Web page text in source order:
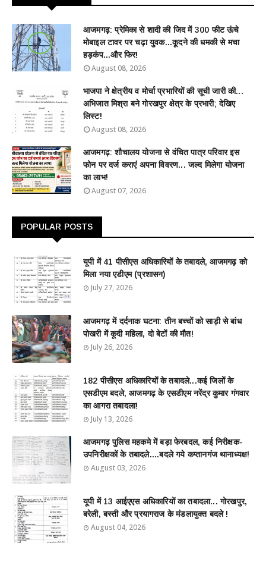
आजमगढ़: प्रेमिका से शादी की जिद में 300 फीट ऊंचे
मोबाइल टावर पर चढ़ा युवक...कूदने की धमकी से मचा
हड़कंप...और फिर!
August 08, 2026
भाजपा ने क्षेत्रीय व मोर्चा प्रभारियों की सूची जारी की...
अभिजात मिश्रा बने गोरखपुर क्षेत्र के प्रभारी; देखिए
लिस्ट!
August 08, 2026
आजमगढ़: शौचालय योजना से वंचित पात्र परिवार इस
फोन पर दर्ज कराएं अपना विवरण... जल्द मिलेगा योजना
का लाभ!
August 07, 2026
POPULAR POSTS
यूपी में 41 पीसीएस अधिकारियों के तबादले, आजमगढ़ को
मिला नया एडीएम (प्रशासन)
July 27, 2026
आजमगढ़ में दर्दनाक घटना: तीन बच्चों को साड़ी से बांध
पोखरी में कूदी महिला, दो बेटों की मौत!
July 26, 2026
182 पीसीएस अधिकारियों के तबादले...कई जिलों के
एसडीएम बदले, आजमगढ़ के एसडीएम नरेंद्र कुमार गंगवार
का आगरा तबादला!
July 13, 2026
आजमगढ़ पुलिस महकमे में बड़ा फेरबदल, कई निरीक्षक-
उपनिरीक्षकों के तबादले....बदले गये कप्तानगंज थानाध्यक्ष!
August 03, 2026
यूपी में 13 आईएएस अधिकारियों का तबादला... गोरखपुर,
बरेली, बस्ती और प्रयागराज के मंडलायुक्त बदले !
August 04, 2026